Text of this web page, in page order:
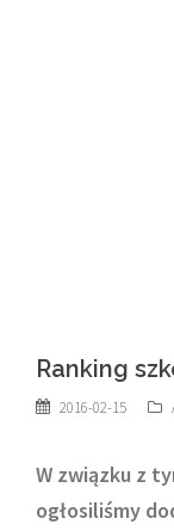
Ranking
2016-02-15
W związku z
ogłosiliśmy